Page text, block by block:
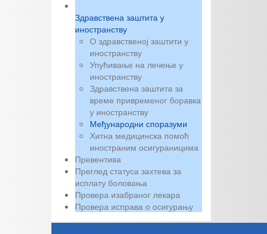
Здравствена заштита у
иностранству
О здравственој заштити у
иностранству
Упућивање на лечење у
иностранству
Здравствена заштита за
време привременог боравка
у иностранству
Међународни споразуми
Хитна медицинска помоћ
иностраним осигураницима
Превентива
Преглед статуса захтева за
исплату боловања
Провера изабраног лекара
Провера исправа о осигурању